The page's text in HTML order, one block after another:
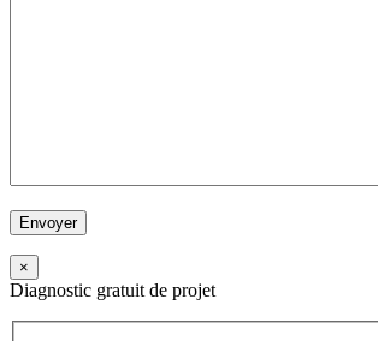
×
Diagnostic gratuit de projet